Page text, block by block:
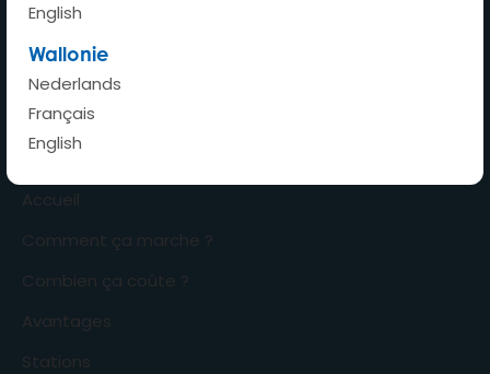
English
Wallonie
Nederlands
Français
English
Ma voiture où je veux quand je
veux
Accueil
Comment ça marche ?
Combien ça coûte ?
Avantages
Stations